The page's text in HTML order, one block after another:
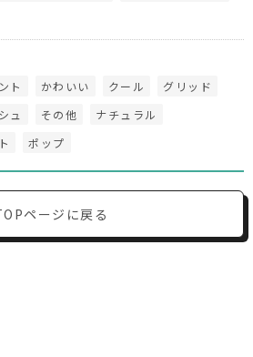
ト かわいい クール
グリッド
ュ その他
ナチュラル
ポップ
ページに戻る